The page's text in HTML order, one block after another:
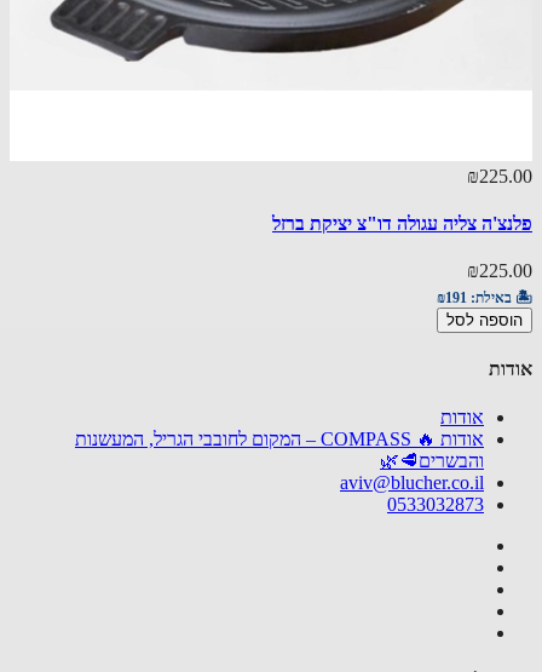
צליה עגולה דו"צ יציקת ברזל
₪191
לסל
אודות
אודות 🔥 COMPASS – המקום לחובבי הגריל, המעשנות
והבשרים🥩🌿
aviv@blucher.co.il
0533032873